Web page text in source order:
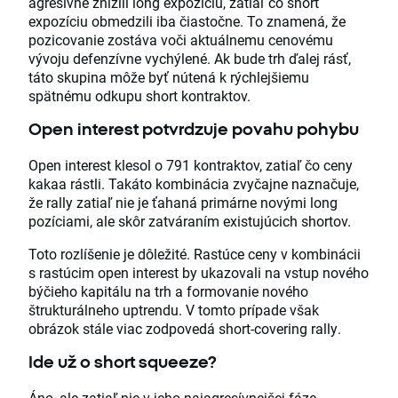
expozíciu obmedzili iba čiastočne. To znamená, že
pozicovanie zostáva voči aktuálnemu cenovému
vývoju defenzívne vychýlené. Ak bude trh ďalej rásť,
táto skupina môže byť nútená k rýchlejšiemu
spätnému odkupu short kontraktov.
Open interest potvrdzuje povahu pohybu
Open interest klesol o 791 kontraktov, zatiaľ čo ceny
kakaa rástli. Takáto kombinácia zvyčajne naznačuje,
že rally zatiaľ nie je ťahaná primárne novými long
pozíciami, ale skôr zatváraním existujúcich shortov.
Toto rozlíšenie je dôležité. Rastúce ceny v kombinácii
s rastúcim open interest by ukazovali na vstup nového
býčieho kapitálu na trh a formovanie nového
štrukturálneho uptrendu. V tomto prípade však
obrázok stále viac zodpovedá short-covering rally.
Ide už o short squeeze?